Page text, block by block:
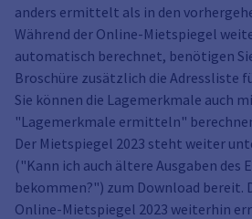
anders ermittelt als in den
Während der Online-Mietspiegel
automatisch berechnet, benötigen
Broschüre zusätzlich die Adressliste
Sie können die Lagemerkmale auch
"Lagemerkmale ermitteln"
Der Mietspiegel 2023 steht weiter
("Kann ich auch ältere Ausgaben des
bekommen?") zum Download bereit.
Online-Mietspiegel 2023 weiterhin